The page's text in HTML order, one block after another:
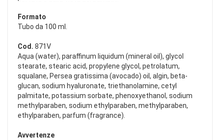
Formato
Tubo da 100 ml.
Cod. 871V
Aqua (water), paraffinum liquidum (mineral oil), glycol
stearate, stearic acid, propylene glycol, petrolatum,
squalane, Persea gratissima (avocado) oil, algin, beta-
glucan, sodium hyaluronate, triethanolamine, cetyl
palmitate, potassium sorbate, phenoxyethanol, sodium
methylparaben, sodium ethylparaben, methylparaben,
ethylparaben, parfum (fragrance).
Avvertenze